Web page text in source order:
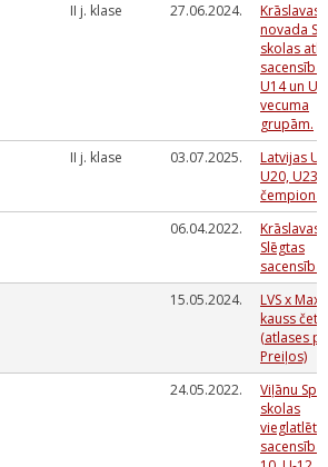
II j. klase 27.06.2024.
Krāslavas
novada
skolas
U14 un
vecuma
grupām.
II j. klase 03.07.2025.
Latvijas
U20, U23
06.04.2022.
Krāslavas
Slēgtas
15.05.2024.
LVS x
kauss
(atlases
Preiļos)
24.05.2022.
Viļānu
skolas